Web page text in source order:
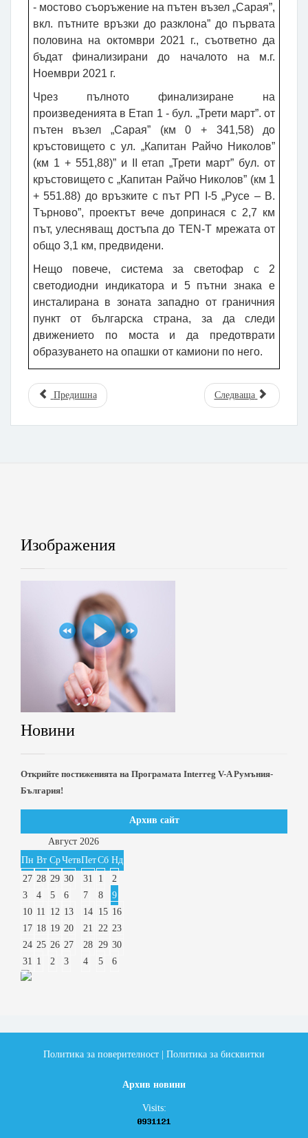
- мостово съоръжение на пътен възел „Сарая”,
вкл. пътните връзки до разклона” до първата
половина на октомври 2021 г., съответно да
бъдат финализирани до началото на м.г.
Ноември 2021 г.
Чрез пълното финализиране на
произведенията в Етап 1 - бул. „Трети март”. от
пътен възел „Сарая” (км 0 + 341,58) до
кръстовището с ул. „Капитан Райчо Николов”
(км 1 + 551,88)” и ІІ етап „Трети март” бул. от
кръстовището с „Капитан Райчо Николов” (км 1
+ 551.88) до връзките с път РП I-5 „Русе – В.
Търново”, проектът вече допринася с 2,7 км
път, улесняващ достъпа до TEN-T мрежата от
общо 3,1 км, предвидени.
Нещо повече, система за светофар с 2
светодиодни индикатора и 5 пътни знака е
инсталирана в зоната западно от граничния
пункт от българска страна, за да следи
движението по моста и да предотврати
образуването на опашки от камиони по него.
Предишна Следваща
Изображения
Новини
Открийте постиженията на Програмата Interreg V-A Румъния-
България!
Архив сайт
Август 2026
Пн Вт СрЧетвПетСб Нд
27 28 29 30 31 1
2
3
4 5 6 7 8
9
10 11 12 13 14 15 16
17 18 19 20 21 22 23
24 25 26 27 28 29 30
31 1 2 3 4 5 6
Политика за поверителност | Политика за бисквитки
Архив новини
Visits: